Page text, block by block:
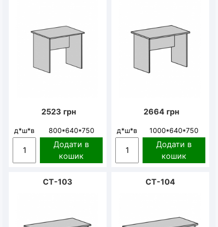
2523 грн
д*ш*в 800*640*750
Додати в
кошик
2664 грн
д*ш*в 1000*640*750
Додати в
кошик
СТ-103 СТ-104